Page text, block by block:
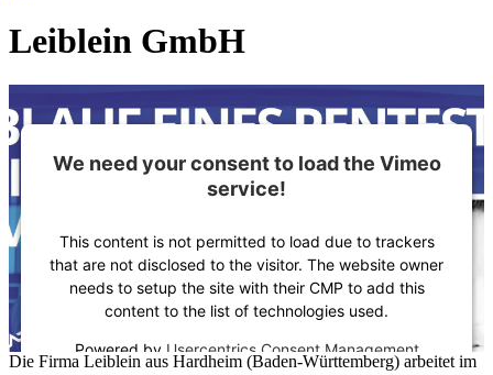
Leiblein GmbH
We need your consent to load the Vimeo
service!
This content is not permitted to load due to trackers
that are not disclosed to the visitor. The website owner
needs to setup the site with their CMP to add this
content to the list of technologies used.
Powered by Usercentrics Consent Management
Die Firma Leiblein aus Hardheim (Baden-Württemberg) arbeitet im